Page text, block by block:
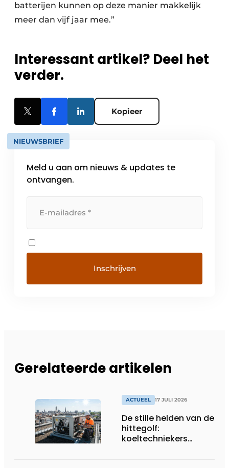
batterijen kunnen op deze manier makkelijk
meer dan vijf jaar mee.”
Interessant artikel? Deel het
verder.
Kopieer
NIEUWSBRIEF
Meld u aan om nieuws & updates te
ontvangen.
Gerelateerde artikelen
ACTUEEL 17 JULI 2026
De stille helden van de
hittegolf:
koeltechniekers